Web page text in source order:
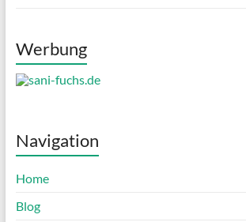
Werbung
Navigation
Home
Blog